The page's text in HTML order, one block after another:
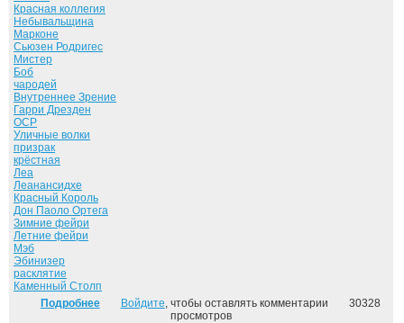
Красная коллегия
Небывальщина
Марконе
Сьюзен Родригес
Мистер
Боб
чародей
Внутреннее Зрение
Гарри Дрезден
ОСР
Уличные волки
призрак
крёстная
Леа
Леанансидхе
Красный Король
Дон Паоло Ортега
Зимние фейри
Летние фейри
Мэб
Эбинизер
расклятие
Каменный Столп
Подробнеео Летний рыцарь. ("Досье Дрездена" - 4)
Войдите, чтобы оставлять комментарии
30328
просмотров